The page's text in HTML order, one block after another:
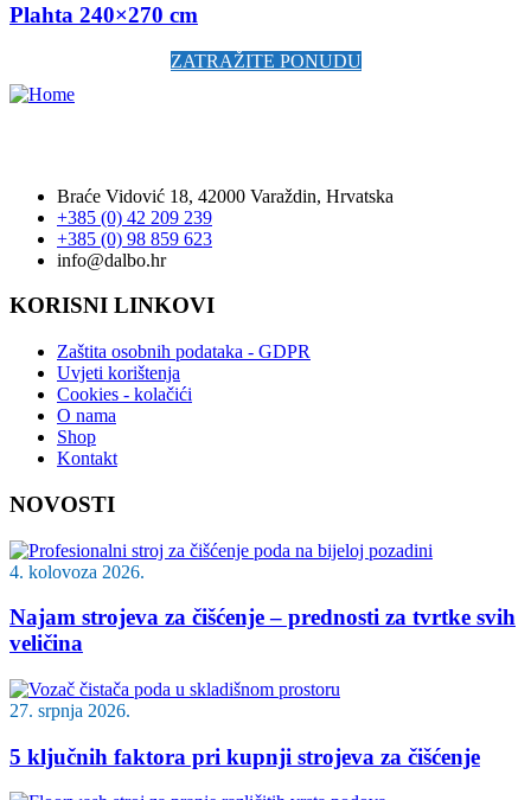
Plahta 240×270 cm
ZATRAŽITE PONUDU
Braće Vidović 18, 42000 Varaždin, Hrvatska
+385 (0) 42 209 239
+385 (0) 98 859 623
info@dalbo.hr
KORISNI LINKOVI
Zaštita osobnih podataka - GDPR
Uvjeti korištenja
Cookies - kolačići
O nama
Shop
Kontakt
NOVOSTI
4. kolovoza 2026.
Najam strojeva za čišćenje – prednosti za tvrtke svih
veličina
27. srpnja 2026.
5 ključnih faktora pri kupnji strojeva za čišćenje